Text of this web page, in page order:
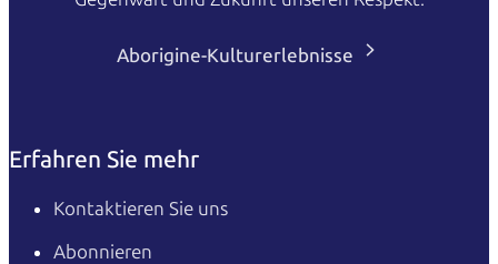
Aborigine-Kulturerlebnisse
Erfahren Sie mehr
Kontaktieren Sie uns
Abonnieren